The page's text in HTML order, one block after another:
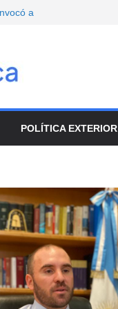
a
el ajuste
turistas y el
POLÍTICA EXTERIOR